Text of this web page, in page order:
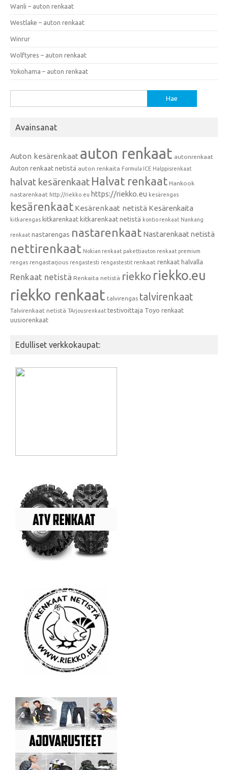
Wanli – auton renkaat
Westlake – auton renkaat
Winrur
Wolftyres – auton renkaat
Yokohama – auton renkaat
Avainsanat
Auton kesärenkaat auton renkaat autonrenkaat
Auton renkaat netistä auton renkaita Formula ICE Halppisrenkaat
halvat kesärenkaat Halvat renkaat Hankook
nastarenkaat http://riekko.eu https://riekko.eu kesärengas
kesärenkaat Kesärenkaat netistä Kesärenkaita
kitkarengas kitkarenkaat kitkarenkaat netistä kontio renkaat Nankang
renkaat nastarengas nastarenkaat Nastarenkaat netistä
nettirenkaat Nokian renkaat pakettiauton renkaat premium
rengas rengastarjous rengastesti rengastestit renkaat renkaat halvalla
Renkaat netistä Renkaita netistä riekko riekko.eu
riekko renkaat talvirengas talvirenkaat
Talvirenkaat netistä TArjousrenkaat testivoittaja Toyo renkaat
uusiorenkaat
Edulliset verkkokaupat: